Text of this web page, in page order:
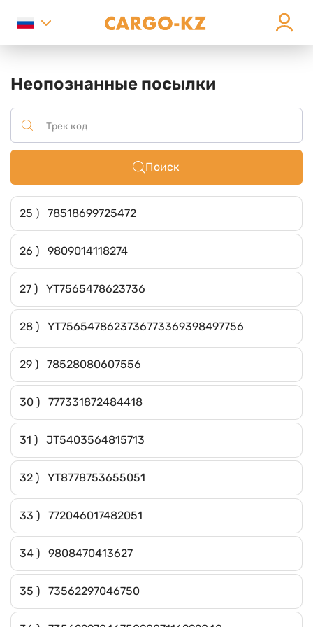
Неопознанные посылки
Поиск
25 ) 78518699725472
26 ) 9809014118274
27 ) YT7565478623736
28 ) YT7565478623736773369398497756
29 ) 78528080607556
30 ) 777331872484418
31 ) JT5403564815713
32 ) YT8778753655051
33 ) 772046017482051
34 ) 9808470413627
35 ) 73562297046750